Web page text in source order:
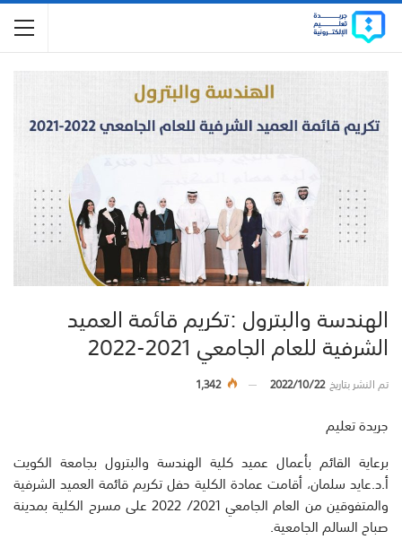
الهندسة والبترول :تكريم قائمة العميد
الشرفية للعام الجامعي 2021-2022
تم النشر بتاريخ2022/10/22
1,342
جريدة تعليم
برعاية القائم بأعمال عميد كلية الهندسة والبترول بجامعة الكويت
أ.د.عايد سلمان، أقامت عمادة الكلية حفل تكريم قائمة العميد الشرفية
والمتفوقين من العام الجامعي 2021/ 2022 على مسرح الكلية ب‍مدينة
صباح السالم الجامعية.